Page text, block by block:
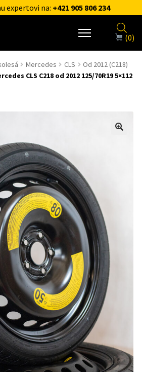
expertovi na: +421 905 806 234
(0)
Mercedes CLS
Od 2012 (C218)
CLS C218 od 2012 125/70R19 5×112